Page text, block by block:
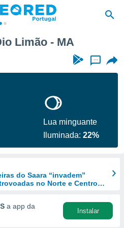
Limão - MA
...
Lua minguante
Iluminada:22%
do Saara “invadem”
no Norte e Centro
a app da
Instalar